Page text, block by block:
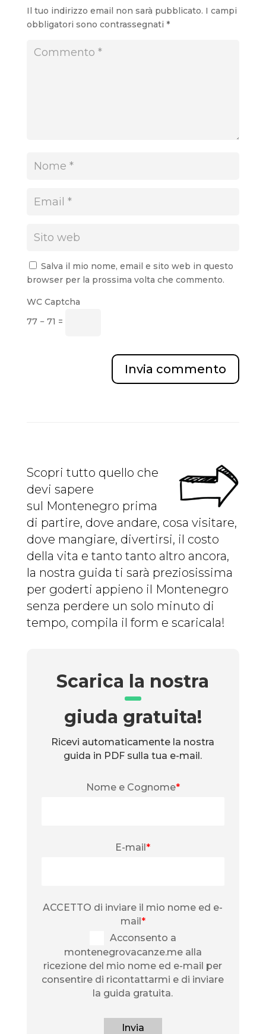
Il tuo indirizzo email non sarà pubblicato. I campi
obbligatori sono contrassegnati *
Salva il mio nome, email e sito web in questo
browser per la prossima volta che commento.
WC Captcha
77 − 71 =
Invia commento
Scopri tutto quello che
devi sapere
sul Montenegro prima
di partire, dove andare, cosa visitare,
dove mangiare, divertirsi, il costo
della vita e tanto tanto altro ancora,
la nostra guida ti sarà preziosissima
per goderti appieno il Montenegro
senza perdere un solo minuto di
tempo, compila il form e scaricala!
Scarica la nostra
giuda gratuita!
Ricevi automaticamente la nostra
guida in PDF sulla tua e-mail.
Nome e Cognome*
E-mail*
ACCETTO di inviare il mio nome ed e-
mail*
Acconsento a
montenegrovacanze.me alla
ricezione del mio nome ed e-mail per
consentire di ricontattarmi e di inviare
la guida gratuita.
Invia